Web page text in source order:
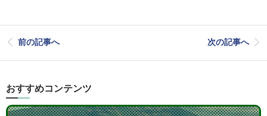
前の記事へ 次の記事へ
おすすめコンテンツ